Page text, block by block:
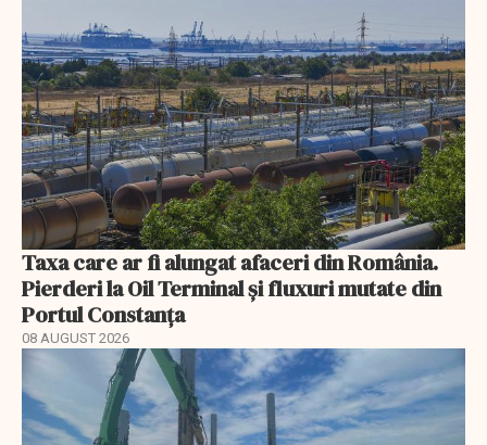
Taxa care ar fi alungat afaceri din România.
Pierderi la Oil Terminal și fluxuri mutate din
Portul Constanța
08 AUGUST 2026